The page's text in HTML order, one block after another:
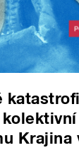
Krajina